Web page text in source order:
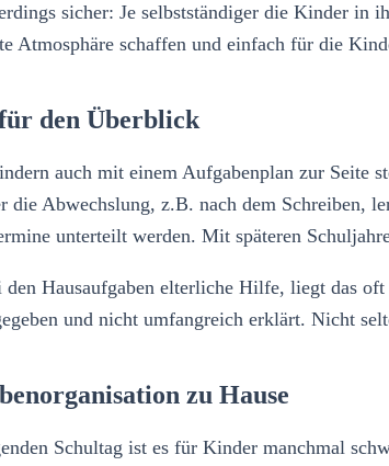
sicher: Je selbstständiger die Kinder in
Atmosphäre schaffen und einfach für die
den Überblick
auch mit einem Aufgabenplan zur Seite
Abwechslung, z.B. nach dem Schreiben,
unterteilt werden. Mit späteren
Hausaufgaben elterliche Hilfe, liegt das
und nicht umfangreich erklärt. Nicht
zu Hause
Schultag ist es für Kinder manchmal